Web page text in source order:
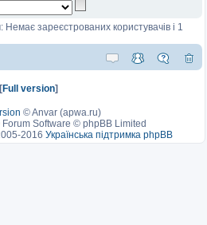
зареєстрованих користувачів і 1
[Full version]
©Anvar (apwa.ru)
Software © phpBB Limited
2016 Українська підтримка phpBB